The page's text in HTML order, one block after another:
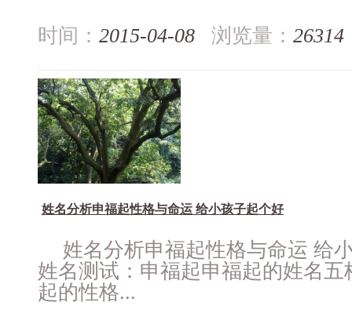
时间： 2015-04-08 浏览量： 26314
姓名分析申福起性格与命运 给小孩子起个好
姓名分析申福起性格与命运 给
姓名测试：申福起申福起的姓名五
起的性格...